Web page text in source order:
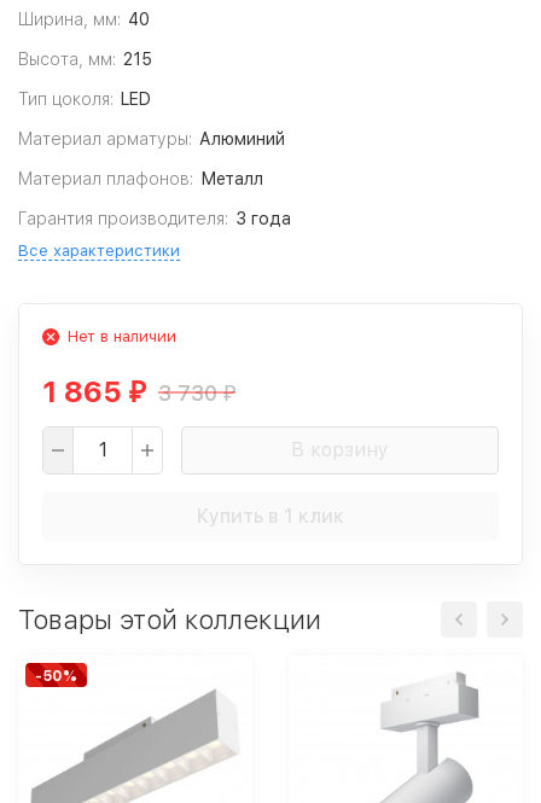
Ширина, мм: 40
Высота, мм: 215
Тип цоколя: LED
Материал арматуры: Алюминий
Материал плафонов: Металл
Гарантия производителя: 3 года
Все характеристики
Нет в наличии
1 865 ₽ 3 730₽
В корзину
Купить в 1 клик
Товары этой коллекции
-50%